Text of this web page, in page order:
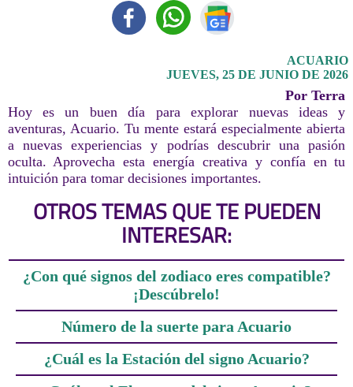
ACUARIO
JUEVES, 25 DE JUNIO DE 2026
Por Terra
Hoy es un buen día para explorar nuevas ideas y
aventuras, Acuario. Tu mente estará especialmente abierta
a nuevas experiencias y podrías descubrir una pasión
oculta. Aprovecha esta energía creativa y confía en tu
intuición para tomar decisiones importantes.
OTROS TEMAS QUE TE PUEDEN
INTERESAR:
¿Con qué signos del zodiaco eres compatible?
¡Descúbrelo!
Número de la suerte para Acuario
¿Cuál es la Estación del signo Acuario?